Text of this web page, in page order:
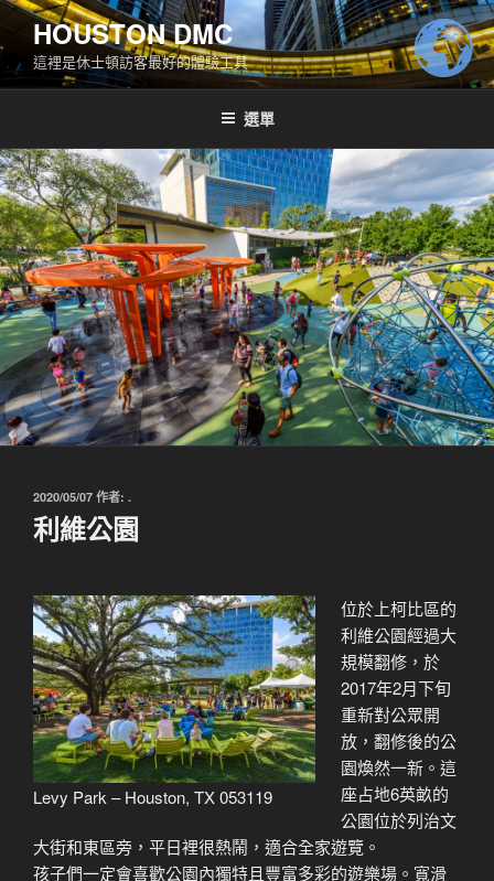
跳
主
要
容
HOUSTON DMC
這裡是休士頓訪客最好的體驗工具
選單
發
佈
於
2020/05/07 作者: .
利維公園
Levy Park – Houston, TX 053119
位於上柯比區的
利維公園經過大
規模翻修，於
2017年2月下旬
重新對公眾開
放，翻修後的公
園煥然一新。這
座占地6英畝的
公園位於列治文
大街和東區旁，平日裡很熱鬧，適合全家遊覽。
孩子們一定會喜歡公園內獨特且豐富多彩的遊樂場。寬滑